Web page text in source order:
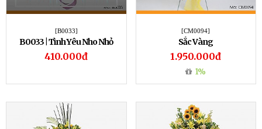
[B0033]
B0033 | Tình Yêu Nho Nhỏ
410.000đ
[CM0094]
Sắc Vàng
1.950.000đ
1%